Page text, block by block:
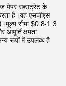
पेपर सब्सट्रेट के
है।यह एसजीएस
सीमा $0.8-1.3
आपूर्ति क्षमता
रूपों में उपलब्ध है